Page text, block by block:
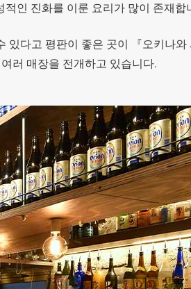
인 진화를 이룬 요리가 많이 존재합
있다고 평판이 좋은 곳이 『오키나와
러 매장을 전개하고 있습니다.